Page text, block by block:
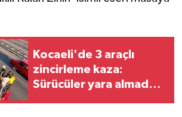
Kocaeli'de 3 araçlı
zincirleme kaza:
Sürücüler yara almadan